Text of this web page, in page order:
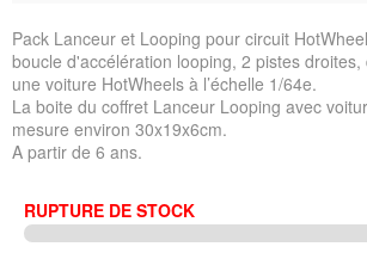
Pack Lanceur et Looping pour circuit
boucle d'accélération looping, 2 pistes
une voiture HotWheels à l’échelle 1/64e.
La boite du coffret Lanceur Looping avec
mesure environ 30x19x6cm.
A partir de 6 ans.
RUPTURE DE STOCK